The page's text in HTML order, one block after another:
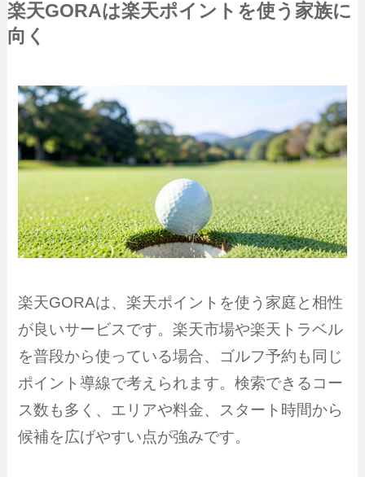
楽天GORAは楽天ポイントを使う家族に
向く
楽天GORAは、楽天ポイントを使う家庭と相性
が良いサービスです。楽天市場や楽天トラベル
を普段から使っている場合、ゴルフ予約も同じ
ポイント導線で考えられます。検索できるコー
ス数も多く、エリアや料金、スタート時間から
候補を広げやすい点が強みです。